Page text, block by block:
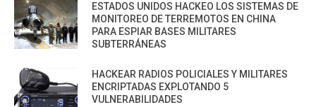
ESTADOS UNIDOS HACKEO LOS SISTEMAS DE
MONITOREO DE TERREMOTOS EN CHINA
PARA ESPIAR BASES MILITARES
SUBTERRÁNEAS
HACKEAR RADIOS POLICIALES Y MILITARES
ENCRIPTADAS EXPLOTANDO 5
VULNERABILIDADES